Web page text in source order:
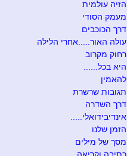
הזיה עולמית
מעמק הסודי
דרך הכוכבים
עולה האור.....אחרי הלילה
רחוק מקרוב
היא בכל......
להאמין
תגובות שרשרת
דרך השדרה
אינדיבידואלי.....
הזמן שלנו
מסך של מילים